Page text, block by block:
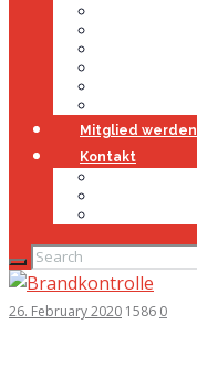
Mitglied werden
Kontakt
26. February 2020 1586 0